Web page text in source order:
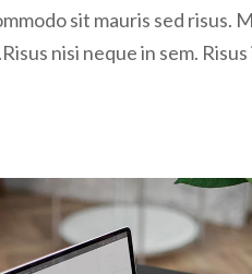
sit mauris sed
Risus nisi neque in sem.